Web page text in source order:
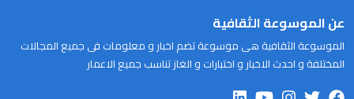
عن الموسوعة الثقافية
الموسوعة الثقافية هى موسوعة تضم اخبار و معلومات فى جميع المجالات
المختلفة و احدث الاخبار و اختبارات و الغاز تناسب جميع الاعمار